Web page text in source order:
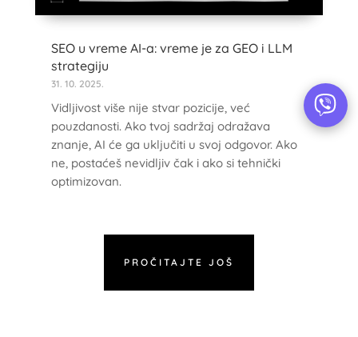
SEO u vreme AI-a: vreme je za GEO i LLM
strategiju
31. 10. 2025.
Vidljivost više nije stvar pozicije, već
pouzdanosti. Ako tvoj sadržaj odražava
znanje, AI će ga uključiti u svoj odgovor. Ako
ne, postaćeš nevidljiv čak i ako si tehnički
optimizovan.
PROČITAJTE JOŠ